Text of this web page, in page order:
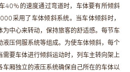
40%的速度通过弯道时，车体要有所倾斜
采用了车体倾斜系统。当车体倾斜时，
中心来转动，保持旅客的舒适感。每节车
压伺服系统等组成。为使车体倾斜，每个
要车体进行倾斜运动时，列车主转向架上
车厢独立的液压系统确保自己所在的车体以